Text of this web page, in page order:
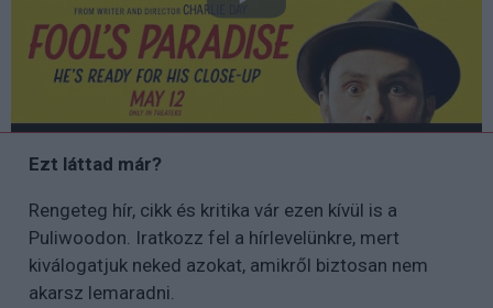
Ezt láttad már?
Rengeteg hír, cikk és kritika vár ezen kívül is a
Puliwoodon. Iratkozz fel a hírlevelünkre, mert
kiválogatjuk neked azokat, amikről biztosan nem
akarsz lemaradni.